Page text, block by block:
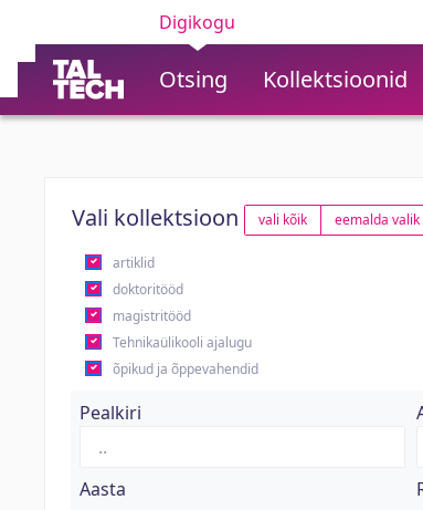
Digikogu
Otsing Kollektsioonid
Vali kollektsioon vali kõik eemalda valik
artiklid
doktoritööd
magistritööd
Tehnikaülikooli ajalugu
õpikud ja õppevahendid
Pealkiri
Aasta